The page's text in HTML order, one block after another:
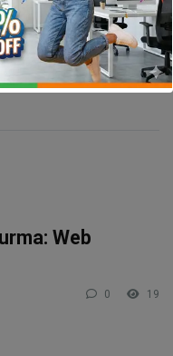
iş akışınızı
asla kaçırmazsınız.
bir üst
Web
0 19